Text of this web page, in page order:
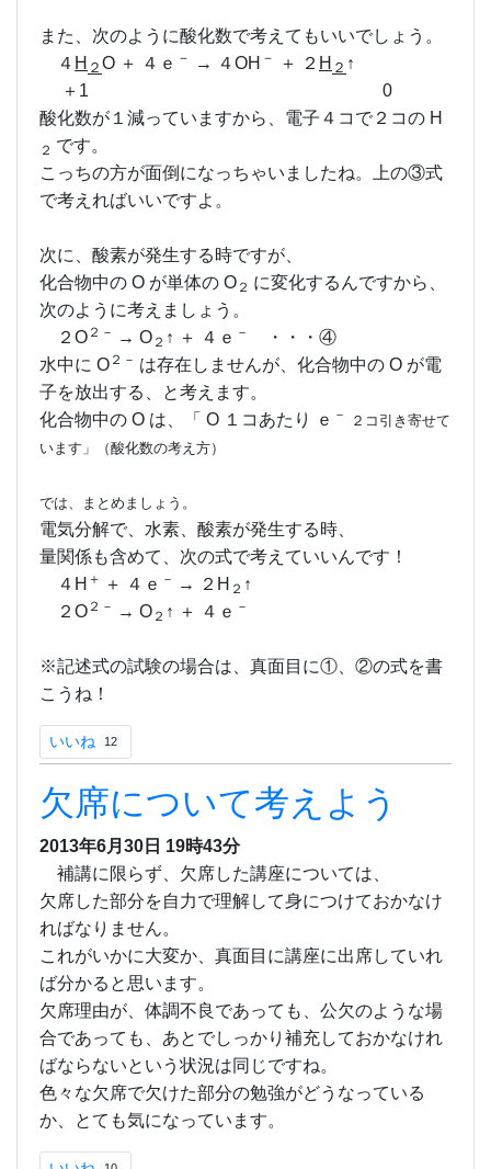
また、次のように酸化数で考えてもいいでしょう。
４ H ２ O ＋ ４ｅ － → ４OH － ＋ ２ H ２ ↑
＋1 0
酸化数が１減っていますから、電子４コで２コの H
２ です。
こっちの方が面倒になっちゃいましたね。上の③式
で考えればいいですよ。
次に、酸素が発生する時ですが、
化合物中の O が単体の O ２ に変化するんですから、
次のように考えましょう。
２O ２－ → O ２ ↑ ＋ ４ｅ －
・・・④
水中に O ２－ は存在しませんが、化合物中の O が電
子を放出する、と考えます。
化合物中の O は、「 O １コあたり ｅ －
２コ引き寄せて
います」（酸化数の考え方）
では、まとめましょう。
電気分解で、水素、酸素が発生する時、
量関係も含めて、次の式で考えていいんです！
４H ＋ ＋ ４ｅ － → ２H ２ ↑
２O ２－ → O ２ ↑ ＋ ４ｅ －
※記述式の試験の場合は、真面目に①、②の式を書
こうね！
いいね 12
欠席について考えよう
2013年6月30日 19時43分
補講に限らず、欠席した講座については、
欠席した部分を自力で理解して身につけておかなけ
ればなりません。
これがいかに大変か、真面目に講座に出席していれ
ば分かると思います。
欠席理由が、体調不良であっても、公欠のような場
合であっても、あとでしっかり補充しておかなけれ
ばならないという状況は同じですね。
色々な欠席で欠けた部分の勉強がどうなっている
か、とても気になっています。